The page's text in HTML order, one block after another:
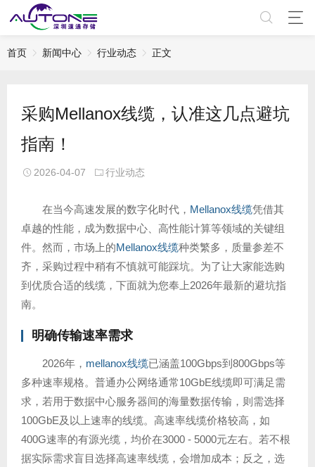
首页 新闻中心 行业动态 正文
采购Mellanox线缆，认准这几点避坑
指南！
2026-04-07 行业动态
在当今高速发展的数字化时代， Mellanox线缆凭借其
卓越的性能，成为数据中心、高性能计算等领域的关键组
件。然而，市场上的Mellanox线缆种类繁多，质量参差不
齐，采购过程中稍有不慎就可能踩坑。为了让大家能选购
到优质合适的线缆，下面就为您奉上2026年最新的避坑指
南。
明确传输速率需求
2026年， mellanox线缆已涵盖100Gbps到800Gbps等
多种速率规格。普通办公网络通常10GbE线缆即可满足需
求，若用于数据中心服务器间的海量数据传输，则需选择
100GbE及以上速率的线缆。高速率线缆价格较高，如
400G速率的有源光缆，均价在3000 - 5000元左右。若不根
据实际需求盲目选择高速率线缆，会增加成本；反之，选